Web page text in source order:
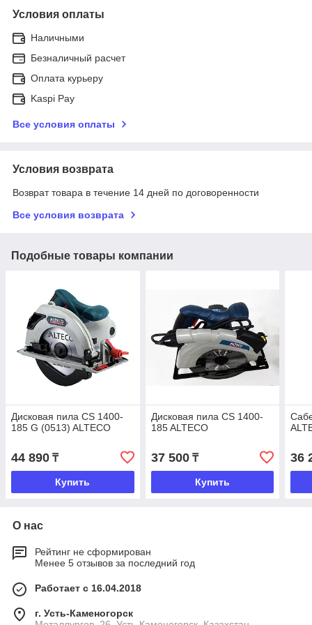
Условия оплаты
Наличными
Безналичный расчет
Оплата курьеру
Kaspi Pay
Все условия оплаты
Условия возврата
Возврат товара в течение 14 дней по договоренности
Все условия возврата
Подобные товары компании
Дисковая пила CS 1400-
185 G (0513) ALTECO
44 890 ₸
Купить
Дисковая пила CS 1400-
185 ALTECO
37 500₸
Купить
36
О нас
Рейтинг не сформирован
Менее 5 отзывов за последний год
Работает с 16.04.2018
г. Усть-Каменогорск